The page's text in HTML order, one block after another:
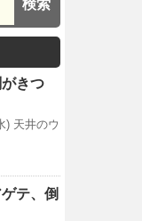
がきつ
) 天井のウ
テ、倒